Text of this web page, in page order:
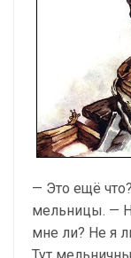
— Это ещё
мельницы. —
мне ли? Не я